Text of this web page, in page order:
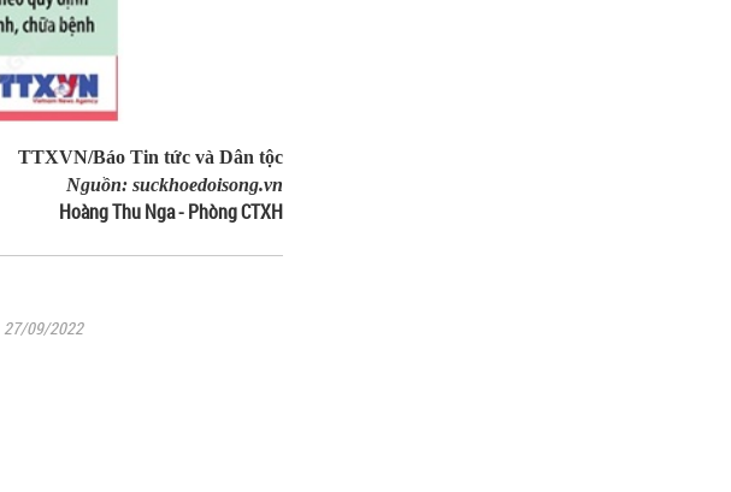
TTXVN/Báo Tin tức và Dân tộc
Nguồn: suckhoedoisong.vn
Hoàng Thu Nga - Phòng CTXH
27/09/2022